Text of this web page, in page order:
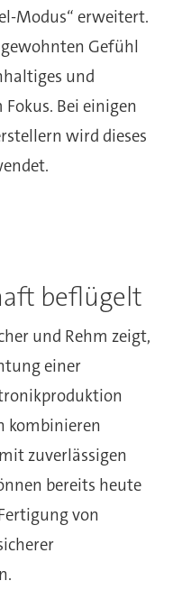
Modus“ erweitert.
Gefühl
und
Bei einigen
wird dieses
beflügelt
und Rehm zeigt,
einer
kombinieren
zuverlässigen
bereits heute
von